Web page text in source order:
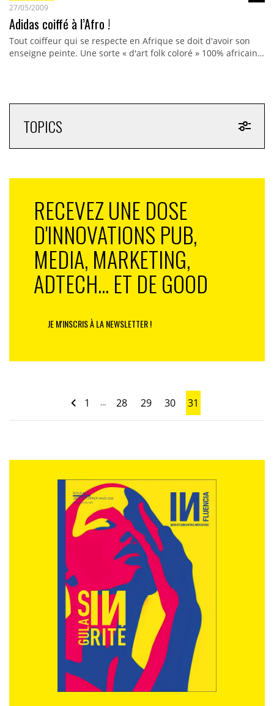
27/05/2009
Adidas coiffé à l’Afro !
Tout coiffeur qui se respecte en Afrique se doit d'avoir son
enseigne peinte. Une sorte « d'art folk coloré » 100% africain…
TOPICS
RECEVEZ UNE DOSE
D'INNOVATIONS PUB,
MEDIA, MARKETING,
ADTECH... ET DE GOOD
JE M'INSCRIS À LA NEWSLETTER !
1 … 28 29 30 31